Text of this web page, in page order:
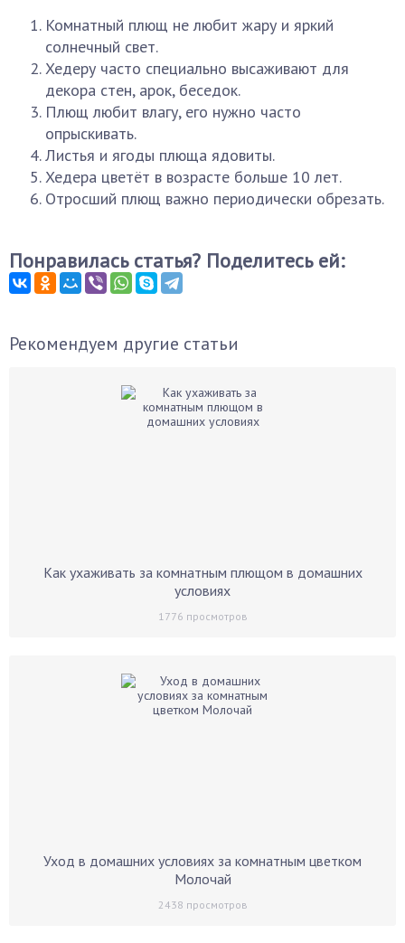
Комнатный плющ не любит жару и яркий
солнечный свет.
Хедеру часто специально высаживают для
декора стен, арок, беседок.
Плющ любит влагу, его нужно часто
опрыскивать.
Листья и ягоды плюща ядовиты.
Хедера цветёт в возрасте больше 10 лет.
Отросший плющ важно периодически обрезать.
Понравилась статья? Поделитесь ей:
Рекомендуем другие статьи
Как ухаживать за комнатным плющом в домашних
условиях
1776 просмотров
Уход в домашних условиях за комнатным цветком
Молочай
2438 просмотров